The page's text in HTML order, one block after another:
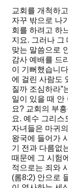
교회를 개척하
자꾸 밖으로 나
회를 하려고 하
지요. 그러나 그
맞는 말씀으로
감사 예배를 드
이 기뻐했습니
에 걸린 사람도
질까 조심하라”
일이 있을 때 안
요? 교회의 부
요. 예수 그리스
자녀들은 마귀
왕국에 들어가
기 전과 다름없
때문에 그 시험
적으로는 죄와
(롬8:2) 안으로